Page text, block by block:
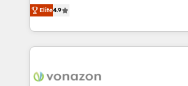
l'intégration CRM et le développement
auprès de vos comptes existants. En France et à
l'international, nous travaillons avec
delà d’une simple transformation
Elite4.9